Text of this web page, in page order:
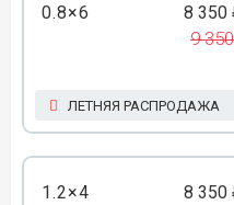
0.8×6 8 350
9
ЛЕТНЯЯ РАСПРОДАЖА
1.2×4 8 350